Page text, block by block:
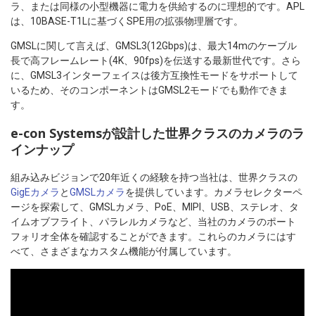
ラ、または同様の小型機器に電力を供給するのに理想的です。APL
は、10BASE-T1Lに基づくSPE用の拡張物理層です。
GMSLに関して言えば、GMSL3(12Gbps)は、最大14mのケーブル
長で高フレームレート(4K、90fps)を伝送する最新世代です。さら
に、GMSL3インターフェイスは後方互換性モードをサポートして
いるため、そのコンポーネントはGMSL2モードでも動作できま
す。
e-con Systemsが設計した世界クラスのカメラのラ
インナップ
組み込みビジョンで20年近くの経験を持つ当社は、世界クラスの
GigEカメラ とGMSLカメラを提供しています。カメラセレクターペ
ージを探索して、GMSLカメラ、PoE、MIPI、USB、ステレオ、タ
イムオブフライト、パラレルカメラなど、当社のカメラのポート
フォリオ全体を確認することができます。これらのカメラにはす
べて、さまざまなカスタム機能が付属しています。